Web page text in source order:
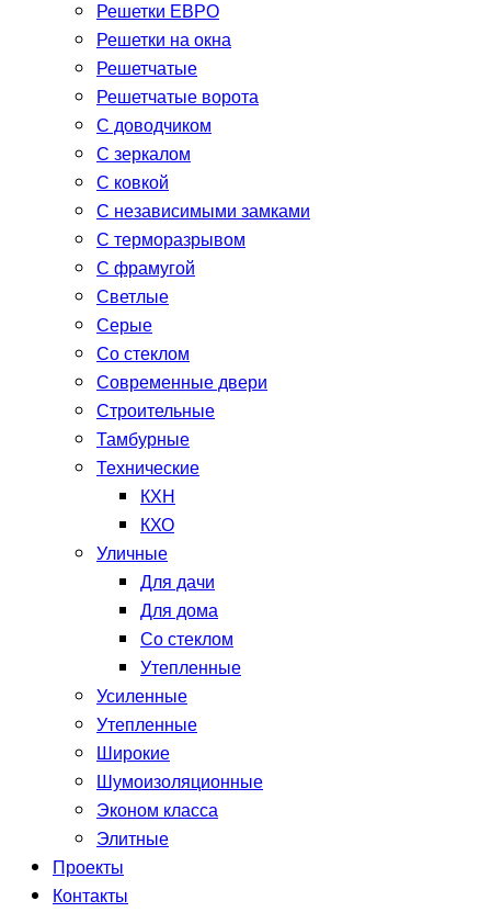
Решетки ЕВРО
Решетки на окна
Решетчатые
Решетчатые ворота
С доводчиком
С зеркалом
С ковкой
С независимыми замками
С терморазрывом
С фрамугой
Светлые
Серые
Со стеклом
Современные двери
Строительные
Тамбурные
Технические
КХН
КХО
Уличные
Для дачи
Для дома
Со стеклом
Утепленные
Усиленные
Утепленные
Широкие
Шумоизоляционные
Эконом класса
Элитные
Проекты
Контакты